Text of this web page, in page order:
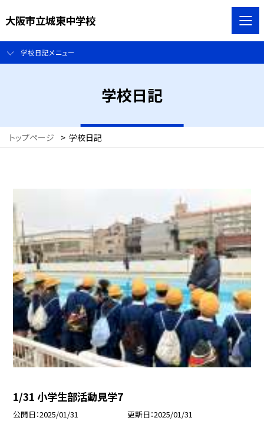
大阪市立城東中学校
学校日記メニュー
学校日記
トップページ > 学校日記
1/31 小学生部活動見学7
公開日 2025/01/31 更新日 2025/01/31